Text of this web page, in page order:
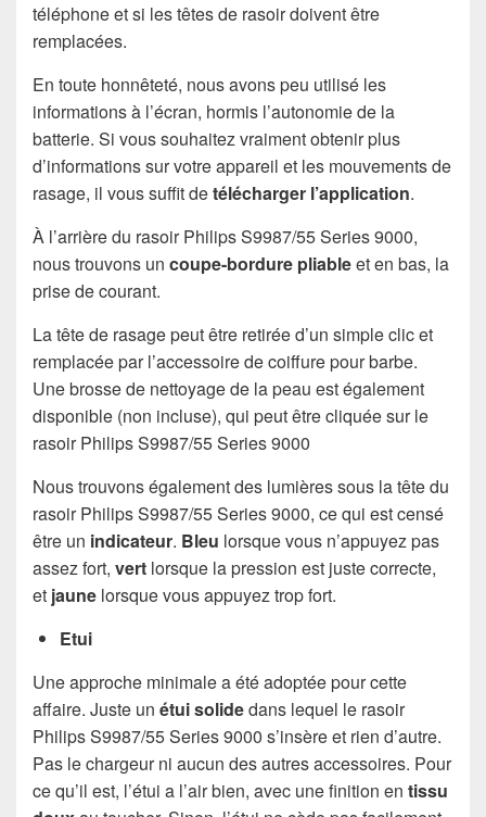
téléphone et si les têtes de rasoir doivent être
remplacées.
En toute honnêteté, nous avons peu utilisé les
informations à l’écran, hormis l’autonomie de la
batterie. Si vous souhaitez vraiment obtenir plus
d’informations sur votre appareil et les mouvements de
rasage, il vous suffit detélécharger l’application.
À l’arrière du rasoir Philips S9987/55 Series 9000,
nous trouvons un coupe-bordure pliableet en bas, la
prise de courant.
La tête de rasage peut être retirée d’un simple clic et
remplacée par l’accessoire de coiffure pour barbe.
Une brosse de nettoyage de la peau est également
disponible (non incluse), qui peut être cliquée sur le
rasoir Philips S9987/55 Series 9000
Nous trouvons également des lumières sous la tête du
rasoir Philips S9987/55 Series 9000, ce qui est censé
être un indicateur. Bleu lorsque vous n’appuyez pas
assez fort, vert lorsque la pression est juste correcte,
et jaune lorsque vous appuyez trop fort.
Etui
Une approche minimale a été adoptée pour cette
affaire. Juste un étui solidedans lequel le rasoir
Philips S9987/55 Series 9000 s’insère et rien d’autre.
Pas le chargeur ni aucun des autres accessoires. Pour
ce qu’il est, l’étui a l’air bien, avec une finition en tissu